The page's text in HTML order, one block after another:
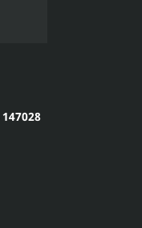
147028